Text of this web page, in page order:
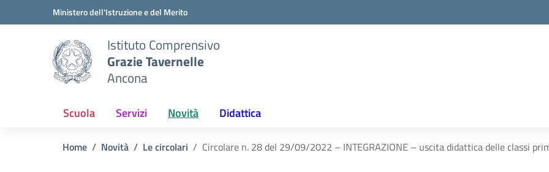
Vai ai contenuti
Vai al menu di navigazioneMinistero dell'Istruzione e del Merito
Istituto Comprensivo
Grazie Tavernelle
Ancona
Scuola Servizi Novità Didattica
Home Novità Le circolari Circolare n. 28 del 29/09/2022 – INTEGRAZIONE – uscita didattica delle classi